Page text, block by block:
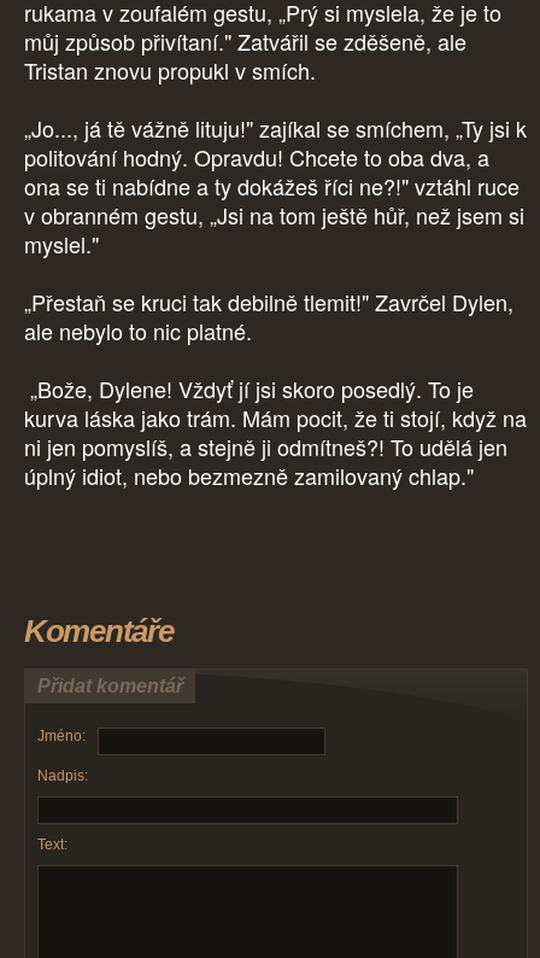
rukama v zoufalém gestu, „Prý si myslela, že je to
můj způsob přivítaní." Zatvářil se zděšeně, ale
Tristan znovu propukl v smích.
„Jo..., já tě vážně lituju!" zajíkal se smíchem, „Ty jsi k
politování hodný. Opravdu! Chcete to oba dva, a
ona se ti nabídne a ty dokážeš říci ne?!" vztáhl ruce
v obranném gestu, „Jsi na tom ještě hůř, než jsem si
myslel."
„Přestaň se kruci tak debilně tlemit!" Zavrčel Dylen,
ale nebylo to nic platné.
„Bože, Dylene! Vždyť jí jsi skoro posedlý. To je
kurva láska jako trám. Mám pocit, že ti stojí, když na
ni jen pomyslíš, a stejně ji odmítneš?! To udělá jen
úplný idiot, nebo bezmezně zamilovaný chlap."
Komentáře
Přidat komentář
Jméno:
Nadpis:
Text: